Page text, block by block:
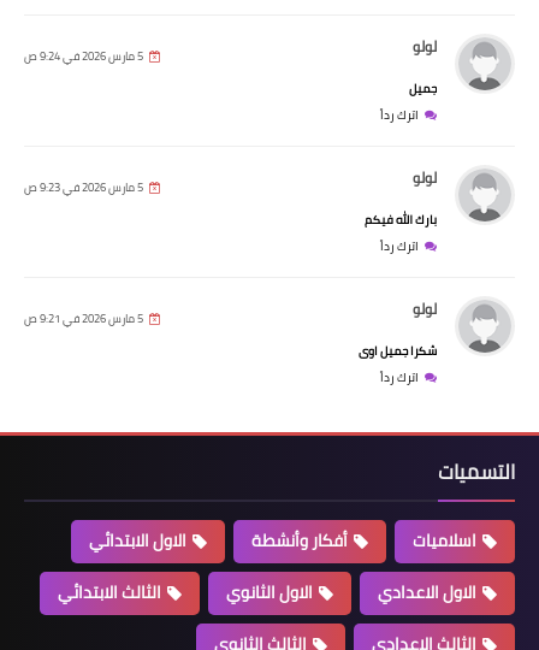
لولو 5 مارس 2026 في 9:24 ص
جميل
اترك رداً
لولو 5 مارس 2026 في 9:23 ص
بارك الله فيكم
اترك رداً
لولو 5 مارس 2026 في 9:21 ص
شكرا جميل اوى
اترك رداً
التسميات
اسلاميات أفكار وأنشطة
الاول الابتدائي
الاول الاعدادي
الاول الثانوي
الثالث الابتدائي